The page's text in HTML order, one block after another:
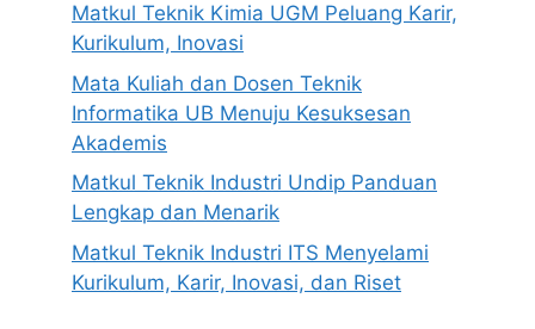
Matkul Teknik Kimia UGM Peluang Karir,
Kurikulum, Inovasi
Mata Kuliah dan Dosen Teknik
Informatika UB Menuju Kesuksesan
Akademis
Matkul Teknik Industri Undip Panduan
Lengkap dan Menarik
Matkul Teknik Industri ITS Menyelami
Kurikulum, Karir, Inovasi, dan Riset